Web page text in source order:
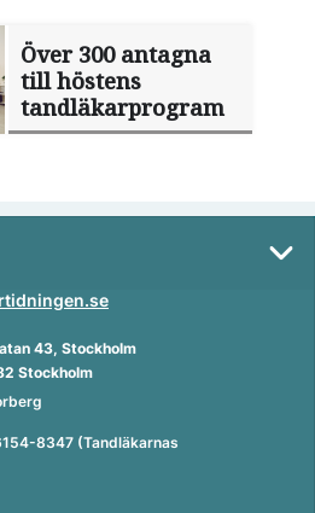
Över 300 antagna
till höstens
tandläkarprogram
43, Stockholm
Stockholm
8347 (Tandläkarnas